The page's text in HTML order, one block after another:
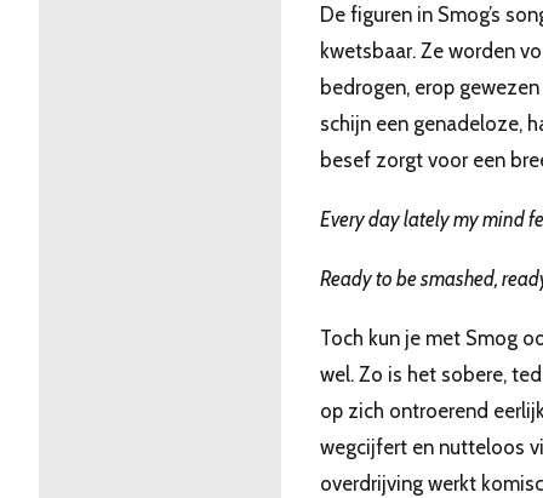
De figuren in Smog’s
kwetsbaar. Ze worden
bedrogen, erop
schijn een genadeloze,
besef zorgt voor een
Every day lately my mind
Ready to be smashed,
Toch kun je met Smog
wel. Zo is het sobere,
op zich ontroerend
wegcijfert en nutteloos
overdrijving werkt